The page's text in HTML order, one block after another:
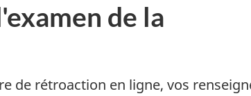
de la
de rétroaction en ligne, vos